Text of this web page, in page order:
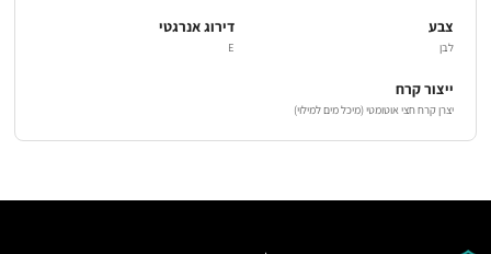
צבע
לבן
דירוג אנרגטי
E
ייצור קרח
יצרן קרח חצי אוטומטי (מיכל מים למילוי)